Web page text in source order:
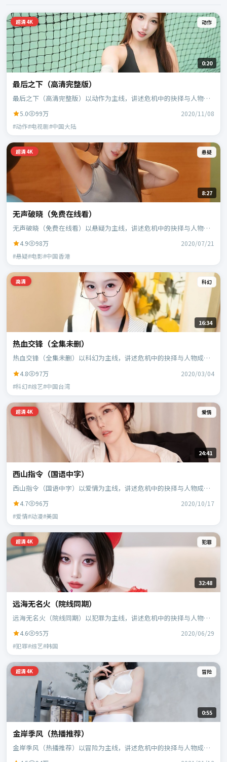
超清4K 动作
0:20
最后之下（高清完整版）
最后之下（高清完整版）以动作为主线，讲述危机中的抉择与人物成
5.0 99万 2020/11/08
#动作#电视剧#中国大陆
超清4K 悬疑
8:27
无声破晓（免费在线看）
无声破晓（免费在线看）以悬疑为主线，讲述危机中的抉择与人物成
4.9 98万 2020/07/21
#悬疑#电影#中国香港
高清 科幻
16:34
热血交锋（全集未删）
热血交锋（全集未删）以科幻为主线，讲述危机中的抉择与人物成
4.8 97万 2020/03/04
#科幻#综艺#中国台湾
超清4K 爱情
24:41
西山指令（国语中字）
西山指令（国语中字）以爱情为主线，讲述危机中的抉择与人物成
4.7 96万 2020/10/17
#爱情#动漫#美国
超清4K 犯罪
32:48
远海无名火（院线同期）
远海无名火（院线同期）以犯罪为主线，讲述危机中的抉择与人物成
4.6 95万 2020/06/29
#犯罪#综艺#韩国
超清4K 冒险
0:55
金岸季风（热播推荐）
金岸季风（热播推荐）以冒险为主线，讲述危机中的抉择与人物成